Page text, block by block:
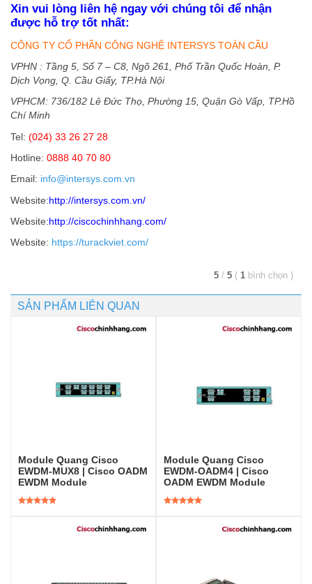
Xin vui lòng liên hệ ngay với chúng tôi để nhận
được hỗ trợ tốt nhất:
CÔNG TY CỔ PHẦN CÔNG NGHỆ INTERSYS TOÀN CẦU
VPHN : Tầng 5, Số 7 – C8, Ngõ 261, Phố Trần Quốc Hoàn, P.
Dịch Vọng, Q. Cầu Giấy, TP.Hà Nội
VPHCM: 736/182 Lê Đức Thọ, Phường 15, Quận Gò Vấp, TP.Hồ
Chí Minh
Tel: (024) 33 26 27 28
Hotline: 0888 40 70 80
Email: info@intersys.com.vn
Website:http://intersys.com.vn/
Website:http://ciscochinhhang.com/
Website: https://turackviet.com/
5 / 5 ( 1 bình chọn )
SẢN PHẨM LIÊN QUAN
Module Quang Cisco
EWDM-MUX8 | Cisco OADM
EWDM Module
Module Quang Cisco
EWDM-OADM4 | Cisco
OADM EWDM Module